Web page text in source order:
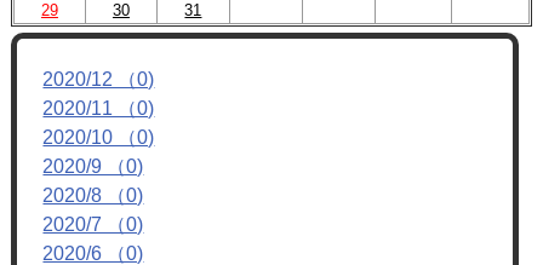
チーム紹介
29
30 31
2020/12 （0)
2020/11 （0)
2020/10 （0)
2020/9 （0)
2020/8 （0)
2020/7 （0)
2020/6 （0)